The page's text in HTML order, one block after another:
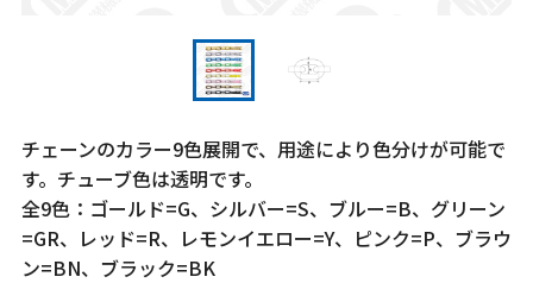
チェーンのカラー9色展開で、用途により色分けが可能で
す。チューブ色は透明です。
全9色：ゴールド=G、シルバー=S、ブルー=B、グリーン
=GR、レッド=R、レモンイエロー=Y、ピンク=P、ブラウ
ン=BN、ブラック=BK